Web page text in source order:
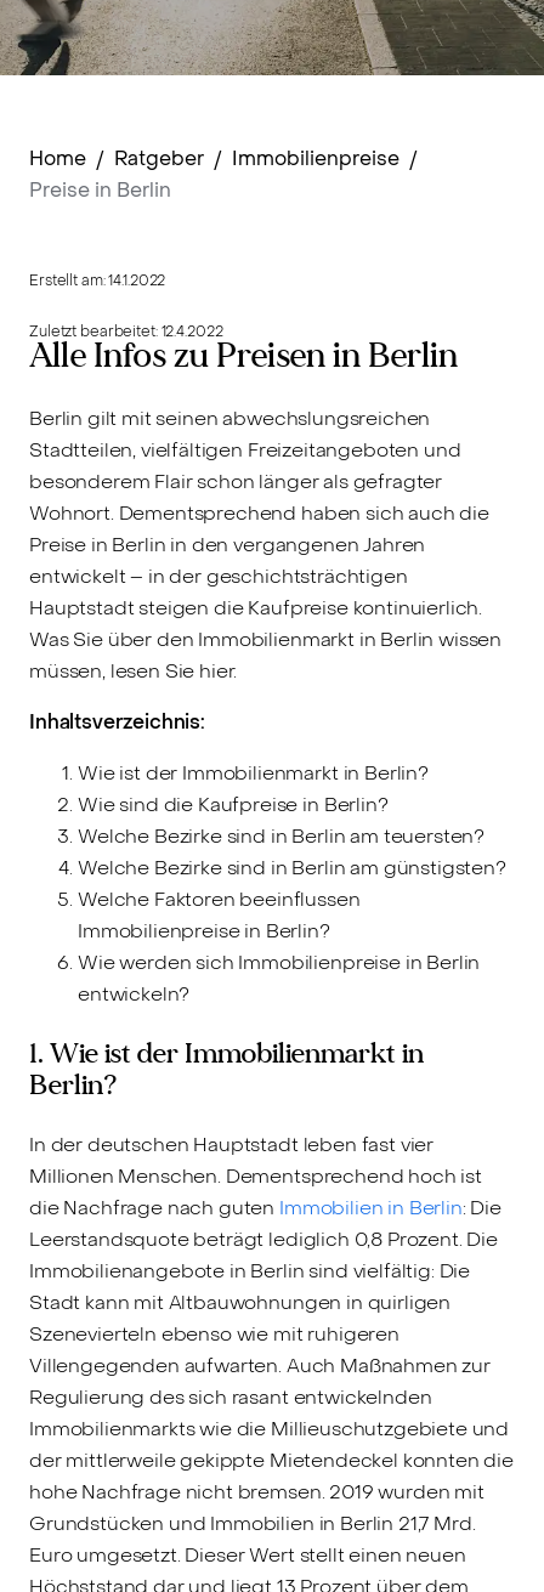
Home / Ratgeber / Immobilienpreise /
Preise in Berlin
Erstellt am:14.1.2022
Zuletzt bearbeitet:12.4.2022
Alle Infos zu Preisen in Berlin
Berlin gilt mit seinen abwechslungsreichen
Stadtteilen, vielfältigen Freizeitangeboten und
besonderem Flair schon länger als gefragter
Wohnort. Dementsprechend haben sich auch die
Preise in Berlin in den vergangenen Jahren
entwickelt – in der geschichtsträchtigen
Hauptstadt steigen die Kaufpreise kontinuierlich.
Was Sie über den Immobilienmarkt in Berlin wissen
müssen, lesen Sie hier.
Inhaltsverzeichnis:
Wie ist der Immobilienmarkt in Berlin?
Wie sind die Kaufpreise in Berlin?
Welche Bezirke sind in Berlin am teuersten?
Welche Bezirke sind in Berlin am günstigsten?
Welche Faktoren beeinflussen
Immobilienpreise in Berlin?
Wie werden sich Immobilienpreise in Berlin
entwickeln?
1. Wie ist der Immobilienmarkt in
Berlin?
In der deutschen Hauptstadt leben fast vier
Millionen Menschen. Dementsprechend hoch ist
die Nachfrage nach guten Immobilien in Berlin: Die
Leerstandsquote beträgt lediglich 0,8 Prozent. Die
Immobilienangebote in Berlin sind vielfältig: Die
Stadt kann mit Altbauwohnungen in quirligen
Szenevierteln ebenso wie mit ruhigeren
Villengegenden aufwarten. Auch Maßnahmen zur
Regulierung des sich rasant entwickelnden
Immobilienmarkts wie die Millieuschutzgebiete und
der mittlerweile gekippte Mietendeckel konnten die
hohe Nachfrage nicht bremsen. 2019 wurden mit
Grundstücken und Immobilien in Berlin 21,7 Mrd.
Euro umgesetzt. Dieser Wert stellt einen neuen
Höchststand dar und liegt 13 Prozent über dem